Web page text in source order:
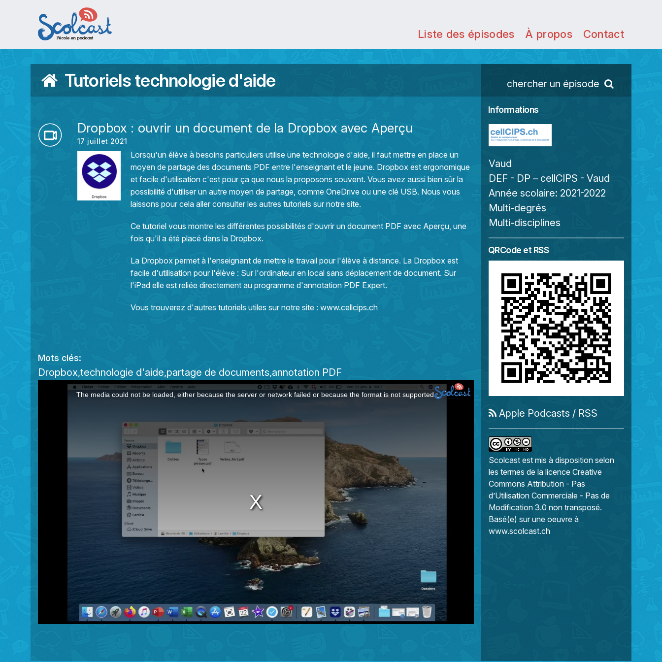
Aller au contenu principal
Liste des épisodes À propos Contact
Tutoriels technologie d'aide chercher un épisode
Dropbox : ouvrir un document de la Dropbox avec Aperçu
17 juillet 2021
Lorsqu'un élève à besoins particuliers utilise une technologie d'aide, il faut mettre en place un
moyen de partage des documents PDF entre l'enseignant et le jeune. Dropbox est ergonomique
et facile d'utilisation c'est pour ça que nous la proposons souvent. Vous avez aussi bien sûr la
possibilité d'utiliser un autre moyen de partage, comme OneDrive ou une clé USB. Nous vous
laissons pour cela aller consulter les autres tutoriels sur notre site.
Ce tutoriel vous montre les différentes possibilités d'ouvrir un document PDF avec Aperçu, une
fois qu'il a été placé dans la Dropbox.
La Dropbox permet à l'enseignant de mettre le travail pour l'élève à distance. La Dropbox est
facile d'utilisation pour l'élève : Sur l'ordinateur en local sans déplacement de document. Sur
l'iPad elle est reliée directement au programme d'annotation PDF Expert.
Vous trouverez d'autres tutoriels utiles sur notre site : www.cellcips.ch
Mots clés:
Dropbox technologie d'aide partage de documents annotation PDF
The media could not be loaded, either because the server or network failed or because the format is not supported.
Informations
Vaud
DEF - DP – cellCIPS - Vaud
Année scolaire: 2021-2022
Multi-degrés
Multi-disciplines
QRCode et RSS
Apple Podcasts / RSS
Scolcast est mis à disposition selon
les termes de la licence Creative
Commons Attribution - Pas
d’Utilisation Commerciale - Pas de
Modification 3.0 non transposé.
Basé(e) sur une oeuvre à
www.scolcast.ch